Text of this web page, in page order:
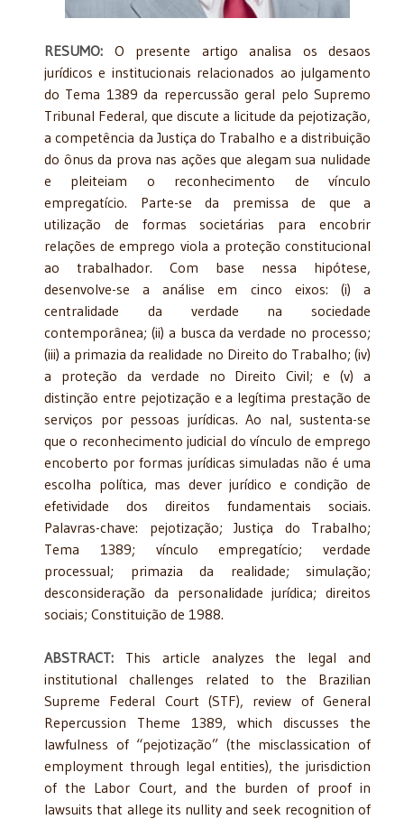
RESUMO: O presente artigo analisa os desaos
jurídicos e institucionais relacionados ao julgamento
do Tema 1389 da repercussão geral pelo Supremo
Tribunal Federal, que discute a licitude da pejotização,
a competência da Justiça do Trabalho e a distribuição
do ônus da prova nas ações que alegam sua nulidade
e pleiteiam o reconhecimento de vínculo
empregatício. Parte-se da premissa de que a
utilização de formas societárias para encobrir
relações de emprego viola a proteção constitucional
ao trabalhador. Com base nessa hipótese,
desenvolve-se a análise em cinco eixos: (i) a
centralidade da verdade na sociedade
contemporânea; (ii) a busca da verdade no processo;
(iii) a primazia da realidade no Direito do Trabalho; (iv)
a proteção da verdade no Direito Civil; e (v) a
distinção entre pejotização e a legítima prestação de
serviços por pessoas jurídicas. Ao nal, sustenta-se
que o reconhecimento judicial do vínculo de emprego
encoberto por formas jurídicas simuladas não é uma
escolha política, mas dever jurídico e condição de
efetividade dos direitos fundamentais sociais.
Palavras-chave: pejotização; Justiça do Trabalho;
Tema 1389; vínculo empregatício; verdade
processual; primazia da realidade; simulação;
desconsideração da personalidade jurídica; direitos
sociais; Constituição de 1988.
ABSTRACT: This article analyzes the legal and
institutional challenges related to the Brazilian
Supreme Federal Court (STF), review of General
Repercussion Theme 1389, which discusses the
lawfulness of “pejotização” (the misclassication of
employment through legal entities), the jurisdiction
of the Labor Court, and the burden of proof in
lawsuits that allege its nullity and seek recognition of